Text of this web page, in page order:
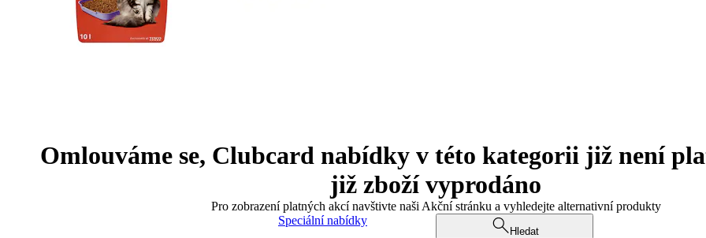
Omlouváme se, Clubcard nabídky v této kategorii již není
již zboží vyprodáno
Pro zobrazení platných akcí navštivte naši Akční stránku a vyhledejte alternativní produkty
Speciální nabídky
Hledat